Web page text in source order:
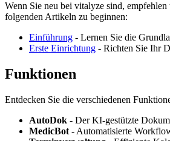
Wenn Sie neu bei vitalyze sind,
folgenden Artikeln zu beginnen:
Einführung - Lernen Sie die
Erste Einrichtung - Richten Sie Ihr
Funktionen
Entdecken Sie die verschiedenen
AutoDok - Der KI-gestützte
MedicBot - Automatisierte